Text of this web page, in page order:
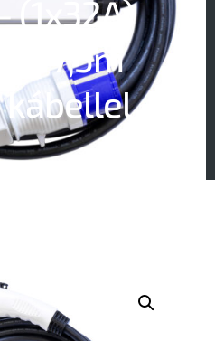
(1x32A)
– 7,5m
kábellel